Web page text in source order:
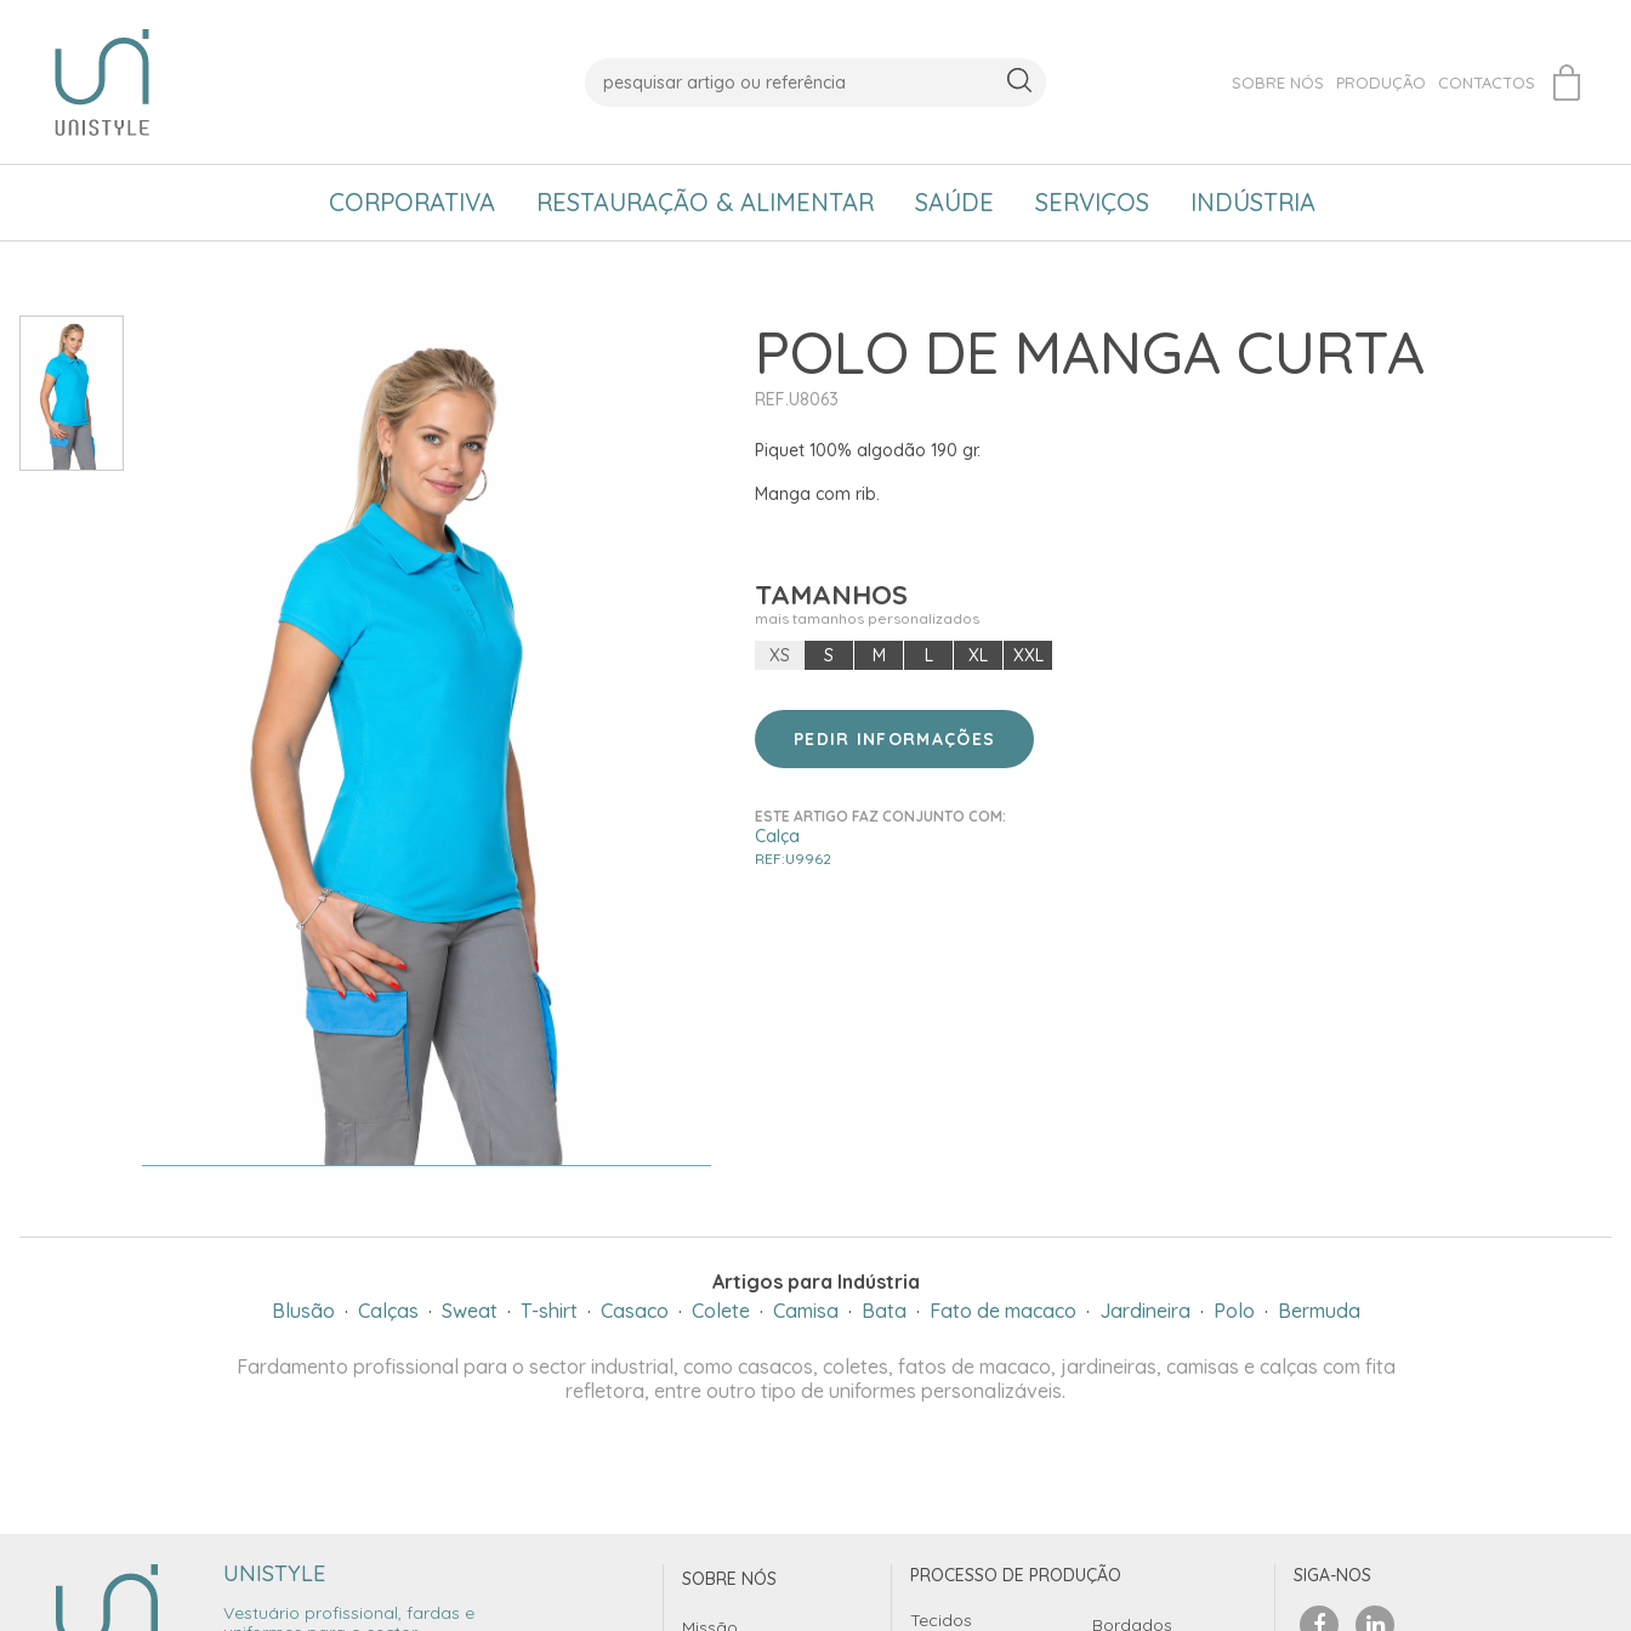
SOBRE NÓS PRODUÇÃO CONTACTOS
CORPORATIVA RESTAURAÇÃO & ALIMENTAR SAÚDE SERVIÇOS INDÚSTRIA
POLO DE MANGA CURTA
REF.U8063
Piquet 100% algodão 190 gr.
Manga com rib.
TAMANHOS
mais tamanhos personalizados
XS S M L XL XXL
PEDIR INFORMAÇÕES
ESTE ARTIGO FAZ CONJUNTO COM:
Calça
REF:U9962
Artigos para Indústria
Blusão · Calças · Sweat · T-shirt · Casaco · Colete · Camisa · Bata · Fato de macaco · Jardineira · Polo · Bermuda
Fardamento profissional para o sector industrial, como casacos, coletes, fatos de macaco, jardineiras, camisas e calças com fita
refletora, entre outro tipo de uniformes personalizáveis.
UNISTYLE
Vestuário profissional, fardas e
SOBRE NÓS PROCESSO DE PRODUÇÃO
Tecidos Bordados
SIGA-NOS